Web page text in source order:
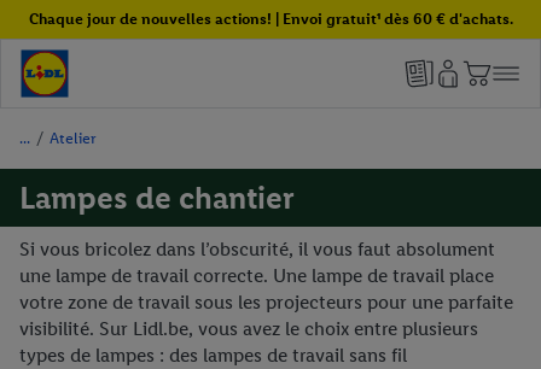
Chaque jour de nouvelles actions! | Envoi gratuit¹ dès 60 € d'achats.
/ Atelier
Lampes de chantier
Si vous bricolez dans l’obscurité, il vous faut absolument
une lampe de travail correcte. Une lampe de travail place
votre zone de travail sous les projecteurs pour une parfaite
visibilité. Sur Lidl.be, vous avez le choix entre plusieurs
types de lampes : des lampes de travail sans fil